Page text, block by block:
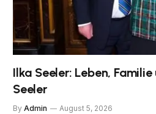
Ilka Seeler: Leben,
Seeler
By Admin August 5, 2026